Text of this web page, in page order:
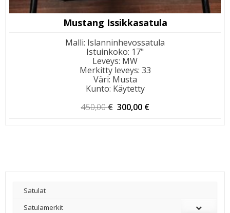
Mustang Issikkasatula
Malli: Islanninhevossatula
Istuinkoko: 17"
Leveys: MW
Merkitty leveys: 33
Väri: Musta
Kunto: Käytetty
450,00€ Alkuperäinen
300,00 €
Satulat
Satulamerkit